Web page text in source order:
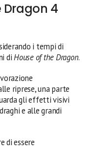
Dragon 4
i tempi di
diHouse of the Dragon.
riprese, una parte
gli effetti visivi
e alle grandi
di essere